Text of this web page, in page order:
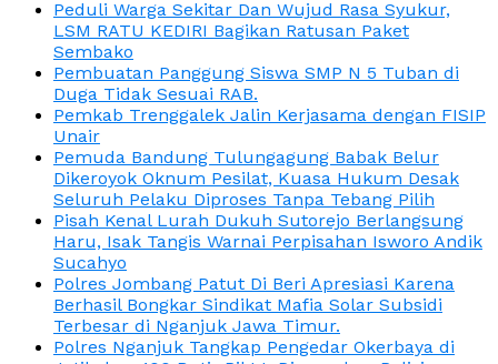
Peduli Warga Sekitar Dan Wujud Rasa Syukur,
LSM RATU KEDIRI Bagikan Ratusan Paket
Sembako
Pembuatan Panggung Siswa SMP N 5 Tuban di
Duga Tidak Sesuai RAB.
Pemkab Trenggalek Jalin Kerjasama dengan FISIP
Unair
Pemuda Bandung Tulungagung Babak Belur
Dikeroyok Oknum Pesilat, Kuasa Hukum Desak
Seluruh Pelaku Diproses Tanpa Tebang Pilih
Pisah Kenal Lurah Dukuh Sutorejo Berlangsung
Haru, Isak Tangis Warnai Perpisahan Isworo Andik
Sucahyo
Polres Jombang Patut Di Beri Apresiasi Karena
Berhasil Bongkar Sindikat Mafia Solar Subsidi
Terbesar di Nganjuk Jawa Timur.
Polres Nganjuk Tangkap Pengedar Okerbaya di